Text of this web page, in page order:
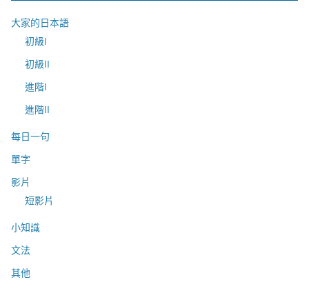
大家的日本語
初級I
初級II
進階I
進階II
每日一句
單字
影片
短影片
小知識
文法
其他